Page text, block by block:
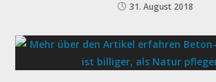
31. August 2018